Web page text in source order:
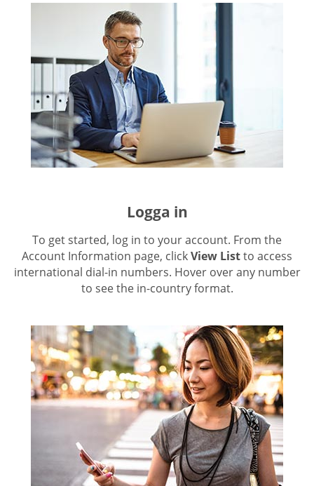
Logga in
To get started, log in to your account. From the
Account Information page, clickView Listto access
international dial-in numbers. Hover over any number
to see the in-country format.